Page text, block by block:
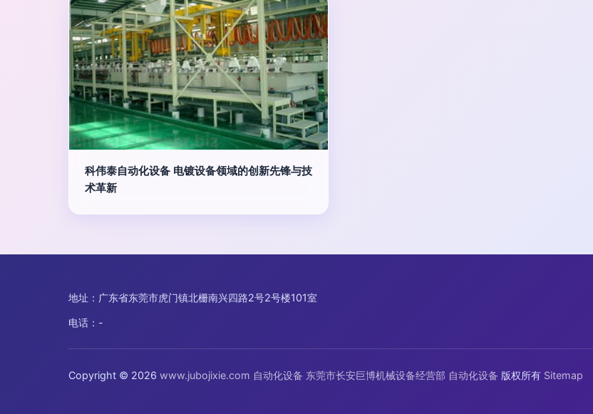
科伟泰自动化设备 电镀设备领域的创新先锋与技
术革新
地址：广东省东莞市虎门镇北栅南兴四路2号2号楼101室
电话：-
Copyright © 2026 www.jubojixie.com 自动化设备 东莞市长安巨博机械设备经营部 自动化设备 版权所有 Sitemap